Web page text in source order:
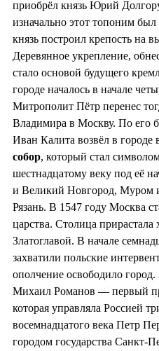
приобрёл князь Юрий
изначально этот топоним
князь построил крепость на
Деревянное укрепление,
стало основой будущего
городе началось в начале
Митрополит Пётр перенес
Владимира в Москву. По его
Иван Калита возвёл в городе
собор, который стал
шестнадцатому веку под её
и Великий Новгород, Муром
Рязань. В 1547 году Москва
царства. Столица прирастала
Златоглавой. В начале
захватили польские
ополчение освободило город.
Михаил Романов — первый
которая управляла Россией
восемнадцатого века Петр
городом государства Санкт-